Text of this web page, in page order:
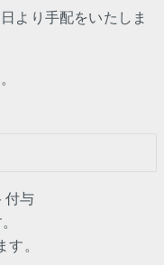
より手配をいたしま
付与
。